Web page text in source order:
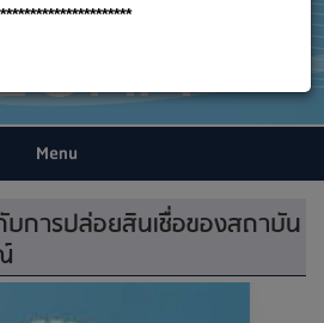
Menu
การปล่อยสินเชื่อของสถาบัน